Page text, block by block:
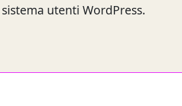
utenti WordPress.